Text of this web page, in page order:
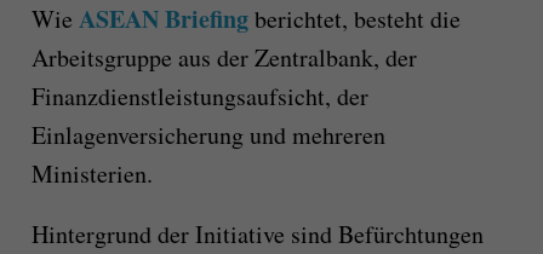
Wie ASEAN Briefingberichtet, besteht die
Arbeitsgruppe aus der Zentralbank, der
Finanzdienstleistungsaufsicht, der
Einlagenversicherung und mehreren
Ministerien.
Hintergrund der Initiative sind Befürchtungen